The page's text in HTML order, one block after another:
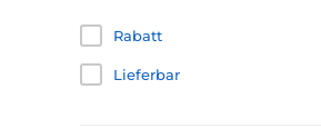
Rabatt
Lieferbar